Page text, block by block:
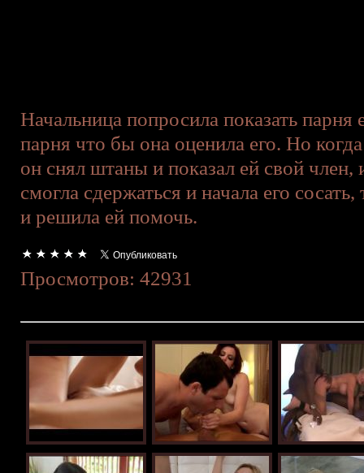
Начальница попросила показать
парня что бы она оценила его. Но
он снял штаны и показал ей свой член,
смогла сдержаться и начала его
и решила ей помочь.
Просмотров: 42931